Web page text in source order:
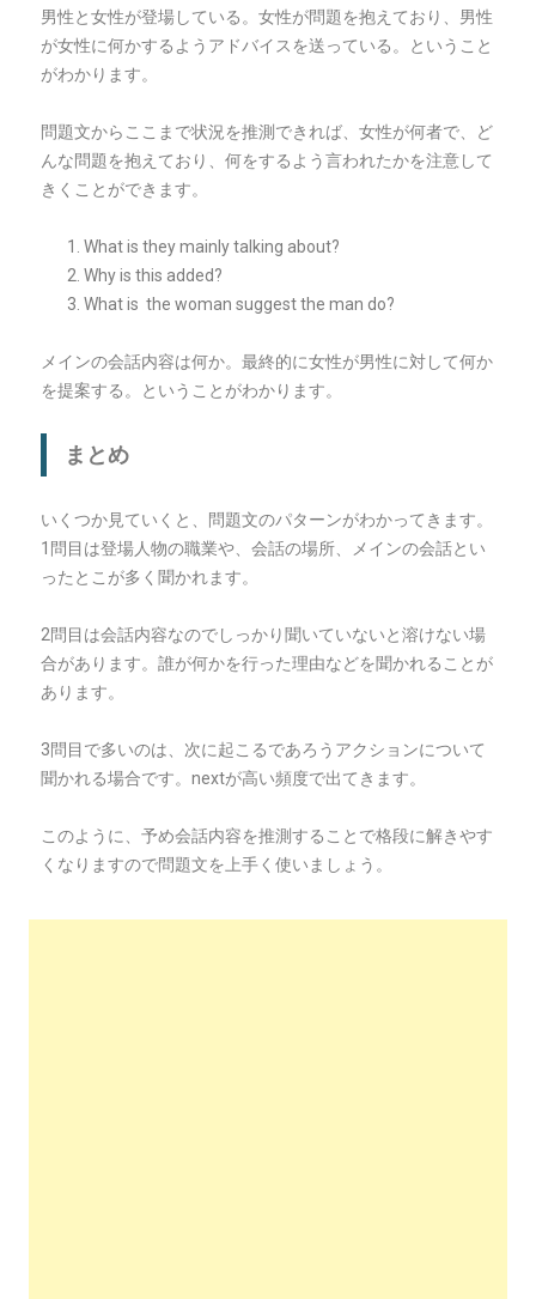
男性と女性が登場している。女性が問題を抱えており、男性
が女性に何かするようアドバイスを送っている。ということ
がわかります。
問題文からここまで状況を推測できれば、女性が何者で、ど
んな問題を抱えており、何をするよう言われたかを注意して
きくことができます。
What is they mainly talking about?
Why is this added?
What is the woman suggest the man do?
メインの会話内容は何か。最終的に女性が男性に対して何か
を提案する。ということがわかります。
まとめ
いくつか見ていくと、問題文のパターンがわかってきます。
1問目は登場人物の職業や、会話の場所、メインの会話とい
ったとこが多く聞かれます。
2問目は会話内容なのでしっかり聞いていないと溶けない場
合があります。誰が何かを行った理由などを聞かれることが
あります。
3問目で多いのは、次に起こるであろうアクションについて
聞かれる場合です。nextが高い頻度で出てきます。
このように、予め会話内容を推測することで格段に解きやす
くなりますので問題文を上手く使いましょう。